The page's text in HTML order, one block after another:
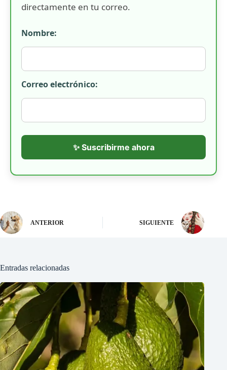
directamente en tu correo.
Nombre:
Correo electrónico:
✨ Suscribirme ahora
ANTERIOR SIGUIENTE
Entradas relacionadas